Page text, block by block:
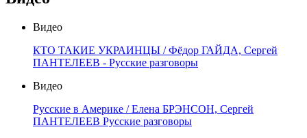
Видео
КТО ТАКИЕ УКРАИНЦЫ / Фёдор ГАЙДА, Сергей
ПАНТЕЛЕЕВ - Русские разговоры
Видео
Русские в Америке / Елена БРЭНСОН, Сергей
ПАНТЕЛЕЕВ Русские разговоры